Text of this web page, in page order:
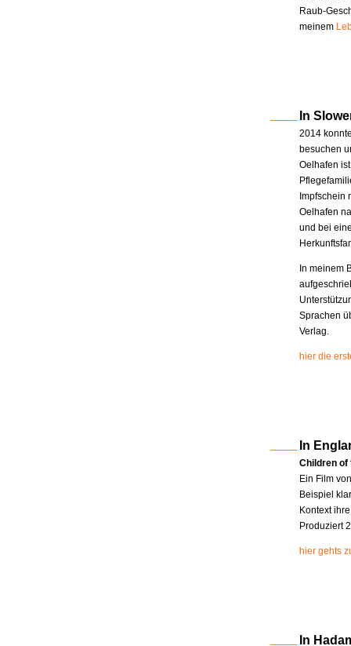
Raub-
meinem
In
2014
besuchen
Oelhafen
Impfschein
Oelhafen
und bei
In meinem
Sprachen
Verlag.
hier die
In
Children of
Ein Film
Beispiel
Kontext
Produziert
hier gehts
In